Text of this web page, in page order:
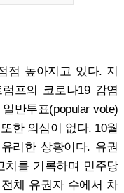
점 높아지고 있다. 지
프의 코로나19 감염
반투표(popular vote)
한 의심이 없다. 10월
리한 상황이다. 유권
치를 기록하며 민주당
체 유권자 수에서 차